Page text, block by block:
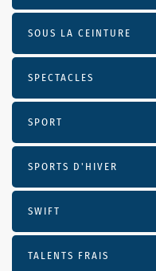
SOUS LA CEINTURE
SPECTACLES
SPORT
SPORTS D'HIVER
SWIFT
TALENTS FRAIS